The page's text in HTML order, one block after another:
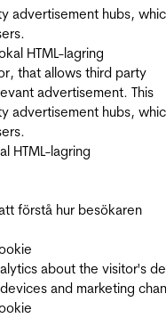
advertisement hubs,
HTML-lagring
that allows third party
advertisement. This
advertisement hubs,
HTML-lagring
förstå hur besökaren
about the visitor's
and marketing